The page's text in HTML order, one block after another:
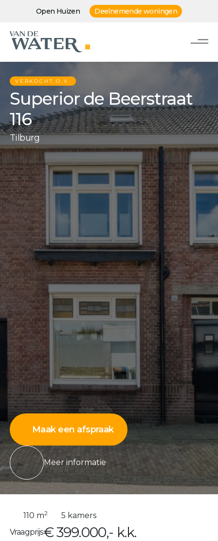
Open Huizen Deelnemende woningen
VERKOCHT O.V.
Superior de Beerstraat
116
Tilburg
Maak een afspraak
Meer informatie
110 m2
5 kamers
Vraagprijs€ 399.000,- k.k.